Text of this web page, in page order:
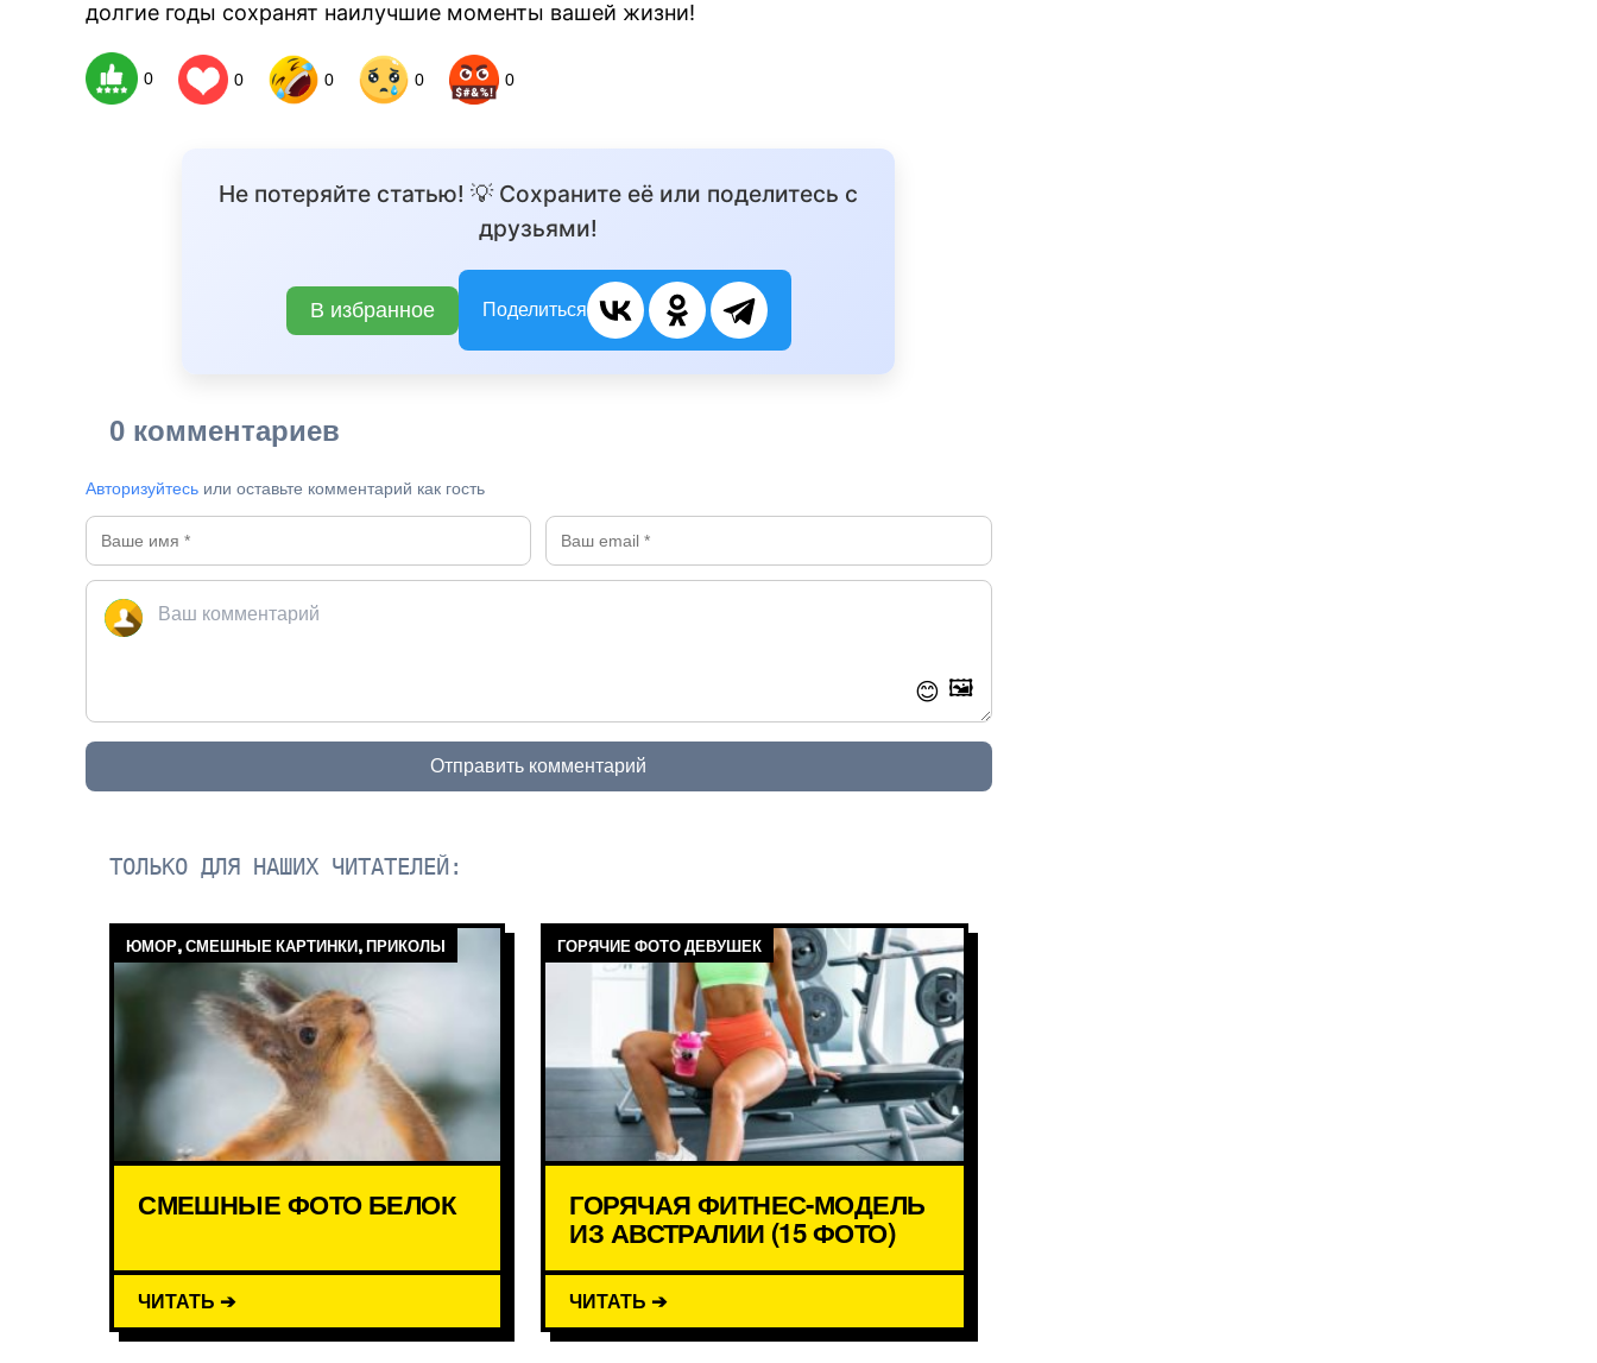
долгие годы сохранят наилучшие моменты вашей жизни!
0 0 0 0 0
Не потеряйте статью! 💡 Сохраните её или поделитесь с
друзьями!
В избранное Поделиться
0 комментариев
Авторизуйтесь или оставьте комментарий как гость
😊 🖼️
Отправить комментарий
ТОЛЬКО ДЛЯ НАШИХ ЧИТАТЕЛЕЙ:
ЮМОР, СМЕШНЫЕ КАРТИНКИ, ПРИКОЛЫ
СМЕШНЫЕ ФОТО БЕЛОК
ЧИТАТЬ ➔
ГОРЯЧИЕ ФОТО ДЕВУШЕК
ГОРЯЧАЯ ФИТНЕС-МОДЕЛЬ
ИЗ АВСТРАЛИИ (15 ФОТО)
ЧИТАТЬ ➔